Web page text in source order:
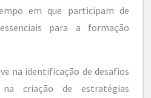
em que participam de
para a formação
na identificação de desafios
criação de estratégias